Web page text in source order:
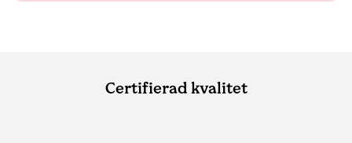
Certifierad kvalitet